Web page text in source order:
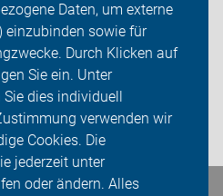
Daten, um externe
einzubinden sowie für
Durch Klicken auf
Sie ein. Unter
Sie dies individuell
verwenden wir
Cookies. Die
jederzeit unter
oder ändern. Alles